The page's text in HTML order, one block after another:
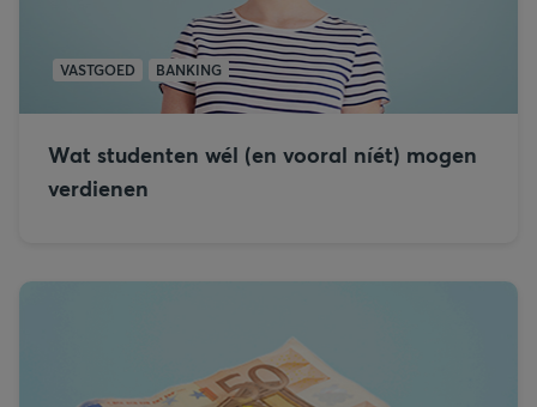
VASTGOED BANKING
Wat studenten wél (en vooral níét) mogen
verdienen